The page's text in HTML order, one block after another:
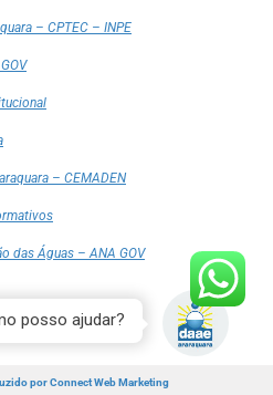
– CPTEC – INPE
– CEMADEN
das Águas – ANA GOV
porConnect Web Marketing
posso ajudar?